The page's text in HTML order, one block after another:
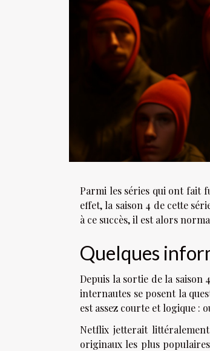
Parmi les séries qui ont fait
effet, la saison 4 de cette
à ce succès, il est alors
Quelques
Depuis la sortie de la saison
internautes se posent la
est assez courte et logique :
Netflix jetterait
originaux les plus